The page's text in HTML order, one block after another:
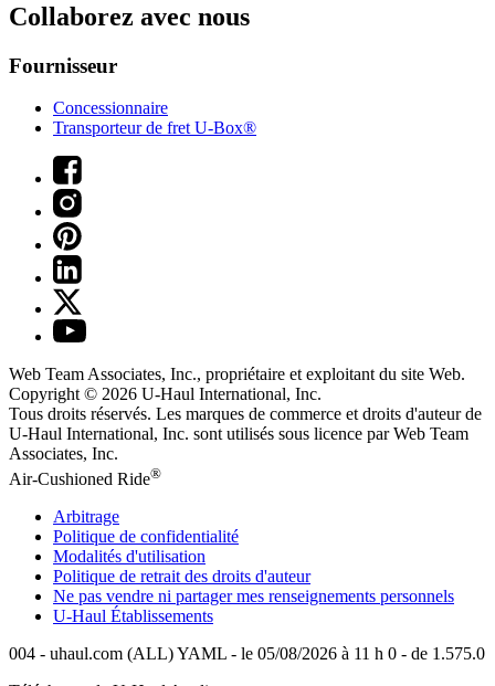
Collaborez avec nous
Fournisseur
Concessionnaire
Transporteur de fret U-Box®
Web Team Associates, Inc., propriétaire et exploitant du site Web.
Copyright © 2026 U-Haul International, Inc.
Tous droits réservés. Les marques de commerce et droits d'auteur de
U-Haul International, Inc. sont utilisés sous licence par Web Team
Associates, Inc.
Air-Cushioned Ride®
Arbitrage
Politique de confidentialité
Modalités d'utilisation
Politique de retrait des droits d'auteur
Ne pas vendre ni partager mes renseignements personnels
U-Haul Établissements
004 - uhaul.com (ALL) YAML - le 05/08/2026 à 11 h 0 - de 1.575.0